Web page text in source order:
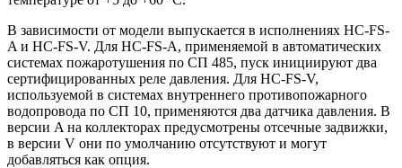
В зависимости от модели выпускается в исполнениях HC-FS-
A и HC-FS-V. Для HC-FS-A, применяемой в автоматических
системах пожаротушения по СП 485, пуск инициируют два
сертифицированных реле давления. Для HC-FS-V,
используемой в системах внутреннего противопожарного
водопровода по СП 10, применяются два датчика давления. В
версии A на коллекторах предусмотрены отсечные задвижки,
в версии V они по умолчанию отсутствуют и могут
добавляться как опция.